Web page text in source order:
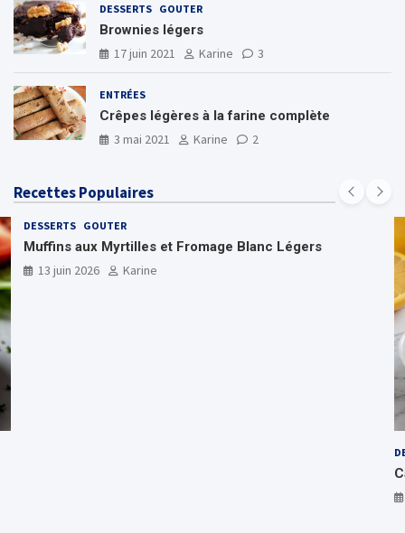
DESSERTS GOUTER
Brownies légers
17 juin 2021
Karine 3
ENTRÉES
Crêpes légères à la farine complète
3 mai 2021
Karine 2
Recettes Populaires
DESSERTS GOUTER
Muffins aux Myrtilles et Fromage Blanc Légers
13 juin 2026
Karine